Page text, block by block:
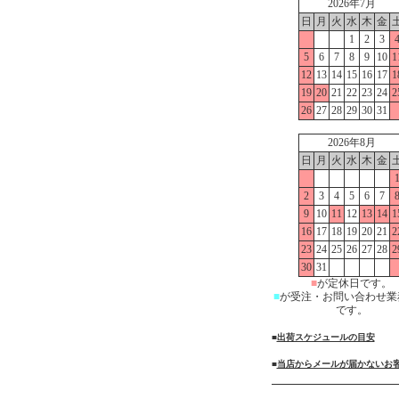
2026年7月
日
月 火 水 木 金
1
2 3
4
5
6 7 8 9 10
12 13 14 15 16 17
19 20 21 22 23 24
26 27 28 29 30 31
2026年8月
日
月 火 水 木 金
1
2
3 4 5 6 7
8
9
10 11 12 13 14
16 17 18 19 20 21
23 24 25 26 27 28
30 31
■が定休日です。
■が受注・お問い合わせ
です。
■出荷スケジュールの目安
■当店からメールが届かないお